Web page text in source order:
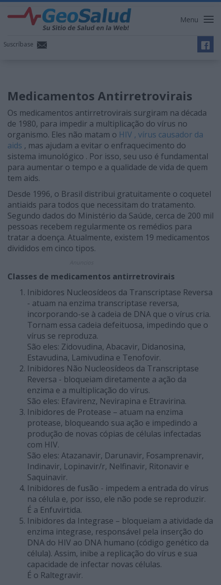
Menu
Suscríbase
Medicamentos Antirretrovirais
Os medicamentos antirretrovirais surgiram na década
de 1980, para impedir a multiplicação do vírus no
organismo. Eles não matam o HIV , vírus causador da
aids , mas ajudam a evitar o enfraquecimento do
sistema imunológico . Por isso, seu uso é fundamental
para aumentar o tempo e a qualidade de vida de quem
tem aids.
Desde 1996, o Brasil distribui gratuitamente o coquetel
antiaids para todos que necessitam do tratamento.
Segundo dados do Ministério da Saúde, cerca de 200 mil
pessoas recebem regularmente os remédios para
tratar a doença. Atualmente, existem 19 medicamentos
divididos em cinco tipos.
Classes de medicamentos antirretrovirais
Inibidores Nucleosídeos da Transcriptase Reversa
- atuam na enzima transcriptase reversa,
incorporando-se à cadeia de DNA que o vírus cria.
Tornam essa cadeia defeituosa, impedindo que o
vírus se reproduza.
São eles: Zidovudina, Abacavir, Didanosina,
Estavudina, Lamivudina e Tenofovir.
Inibidores Não Nucleosídeos da Transcriptase
Reversa - bloqueiam diretamente a ação da
enzima e a multiplicação do vírus.
São eles: Efavirenz, Nevirapina e Etravirina.
Inibidores de Protease – atuam na enzima
protease, bloqueando sua ação e impedindo a
produção de novas cópias de células infectadas
com HIV.
São eles: Atazanavir, Darunavir, Fosamprenavir,
Indinavir, Lopinavir/r, Nelfinavir, Ritonavir e
Saquinavir.
Inibidores de fusão - impedem a entrada do vírus
na célula e, por isso, ele não pode se reproduzir.
É a Enfuvirtida.
Inibidores da Integrase – bloqueiam a atividade da
enzima integrase, responsável pela inserção do
DNA do HIV ao DNA humano (código genético da
célula). Assim, inibe a replicação do vírus e sua
capacidade de infectar novas células.
É o Raltegravir.